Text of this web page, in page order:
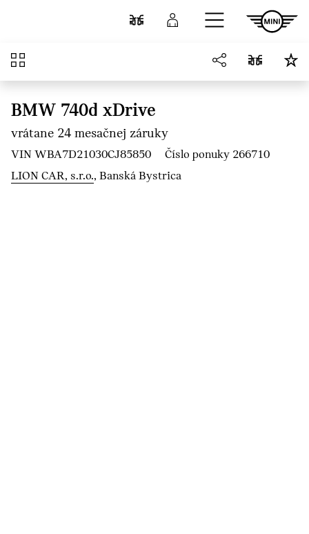
Porovnať Prihlásenie
Prehľad
BMW 740d xDrive
vrátane 24 mesačnej záruky
VIN WBA7D21030CJ85850
Číslo ponuky 266710
LION CAR, s.r.o., Banská Bystrica